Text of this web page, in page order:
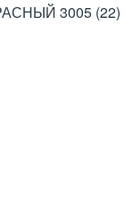
3005 (22)